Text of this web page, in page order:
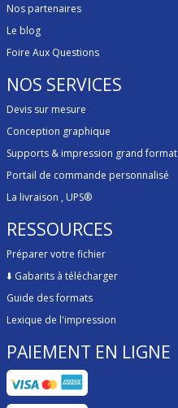
Nos partenaires
Le blog
Foire Aux Questions
NOS SERVICES
Devis sur mesure
Conception graphique
Supports & impression grand format
Portail de commande personnalisé
La livraison , UPS®
RESSOURCES
Préparer votre fichier
⬇️ Gabarits à télécharger
Guide des formats
Lexique de l'impression
PAIEMENT EN LIGNE